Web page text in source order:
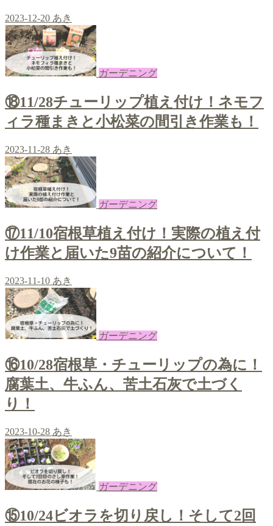
2023-12-20 あき
ガーデニング
⑱11/28チューリップ植え付け！ネモフ
ィラ種まきと小松菜の間引き作業も！
2023-11-28 あき
ガーデニング
⑰11/10宿根草植え付け！実際の植え付
け作業と届いた9苗の紹介について！
2023-11-10 あき
ガーデニング
⑯10/28宿根草・チューリップの為に！
腐葉土、牛ふん、苦土石灰で土づく
り！
2023-10-28 あき
ガーデニング
⑮10/24ビオラを切り戻し！そして2回